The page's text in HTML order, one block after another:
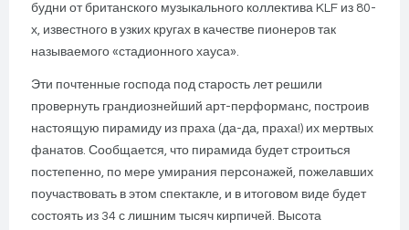
будни от британского музыкального коллектива KLF из 80-
х, известного в узких кругах в качестве пионеров так
называемого «стадионного хауса».
Эти почтенные господа под старость лет решили
провернуть грандиознейший арт-перформанс, построив
настоящую пирамиду из праха (да-да, праха!) их мертвых
фанатов. Сообщается, что пирамида будет строиться
постепенно, по мере умирания персонажей, пожелавших
поучаствовать в этом спектакле, и в итоговом виде будет
состоять из 34 с лишним тысяч кирпичей. Высота